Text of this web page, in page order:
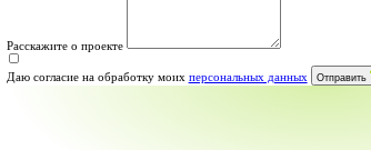
Заказать